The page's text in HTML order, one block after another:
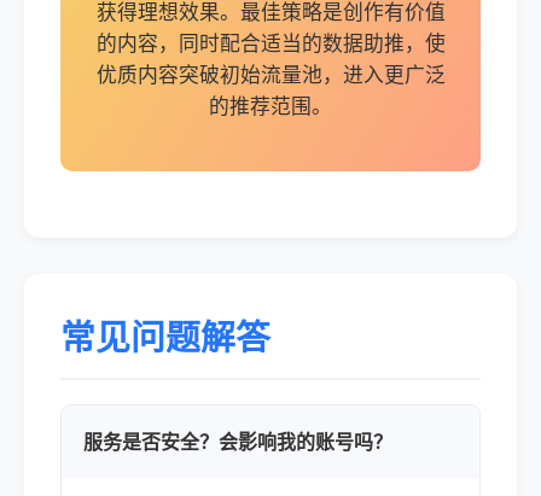
获得理想效果。最佳策略是创作有价值
的内容，同时配合适当的数据助推，使
优质内容突破初始流量池，进入更广泛
的推荐范围。
常见问题解答
服务是否安全？会影响我的账号吗？